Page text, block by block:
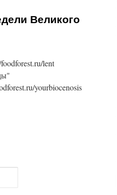
Великого
lent
yourbiocenosis